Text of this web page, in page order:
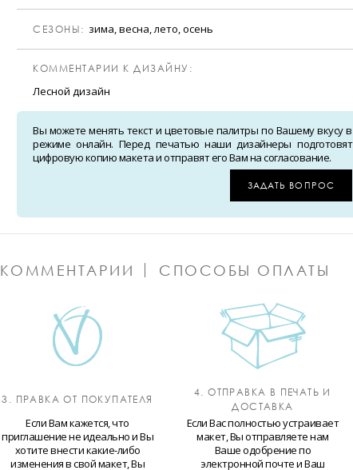
CЕЗОНЫ: зима, весна, лето, осень
КОММЕНТАРИИ К ДИЗАЙНУ:
Лесной дизайн
Вы можете менять текст и цветовые палитры по Вашему вкусу в
режиме онлайн. Перед печатью наши дизайнеры подготовят
цифровую копию макета и отправят его Вам на согласование.
ЗАДАТЬ ВОПРОС
КОММЕНТАРИИ СПОСОБЫ ОПЛАТЫ
3. ПРАВКА ОТ ПОКУПАТЕЛЯ
Если Вам кажется, что
приглашение не идеально и Вы
хотите внести какие-либо
изменения в свой макет, Вы
4. ОТПРАВКА В ПЕЧАТЬ И
ДОСТАВКА
Если Вас полностью устраивает
макет, Вы отправляете нам
Ваше одобрение по
электронной почте и Ваш